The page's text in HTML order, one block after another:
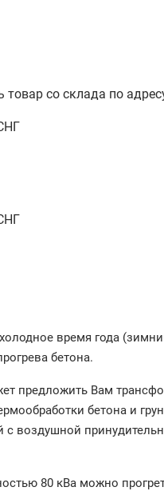
со склада по
время года
бетона.
предложить Вам
бетона и
воздушной
80 кВа можно